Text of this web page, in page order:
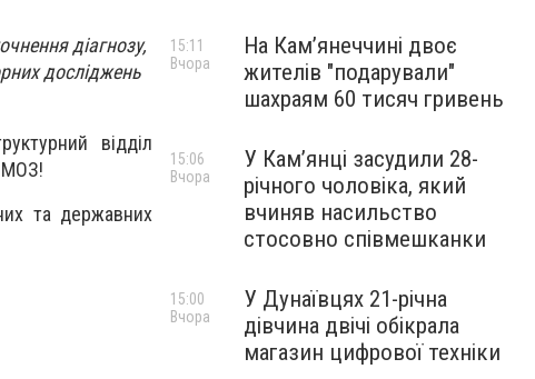
діагнозу,
досліджень
відділ
МОЗ!
та державних
На Камʼянеччині двоє
жителів "подарували"
шахраям 60 тисяч гривень
15:11
Вчора
У Камʼянці засудили 28-
річного чоловіка, який
вчиняв насильство
стосовно співмешканки
15:06
Вчора
У Дунаївцях 21-річна
дівчина двічі обікрала
магазин цифрової техніки
15:00
Вчора